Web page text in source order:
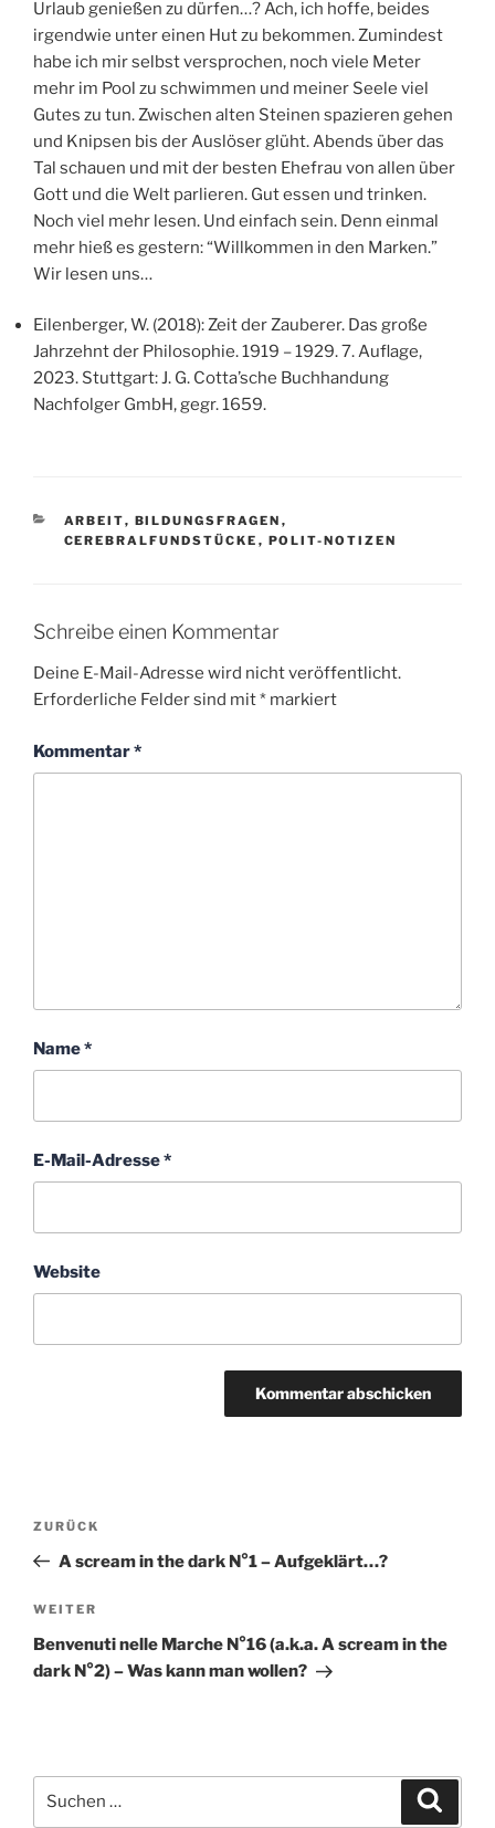
Urlaub genießen zu dürfen…? Ach, ich hoffe, beides
irgendwie unter einen Hut zu bekommen. Zumindest
habe ich mir selbst versprochen, noch viele Meter
mehr im Pool zu schwimmen und meiner Seele viel
Gutes zu tun. Zwischen alten Steinen spazieren gehen
und Knipsen bis der Auslöser glüht. Abends über das
Tal schauen und mit der besten Ehefrau von allen über
Gott und die Welt parlieren. Gut essen und trinken.
Noch viel mehr lesen. Und einfach sein. Denn einmal
mehr hieß es gestern: “Willkommen in den Marken.”
Wir lesen uns…
Eilenberger, W. (2018): Zeit der Zauberer. Das große
Jahrzehnt der Philosophie. 1919 – 1929. 7. Auflage,
2023. Stuttgart: J. G. Cotta’sche Buchhandung
Nachfolger GmbH, gegr. 1659.
KATEGORIEN
ARBEIT, BILDUNGSFRAGEN ,
CEREBRALFUNDSTÜCKE , POLIT-NOTIZEN
Schreibe einen Kommentar
Deine E-Mail-Adresse wird nicht veröffentlicht.
Erforderliche Felder sind mit* markiert
Kommentar*
Name*
E-Mail-Adresse*
Website
Beitragsnavigation
Vorheriger
Beitrag
ZURÜCK
A scream in the dark N°1 – Aufgeklärt…?
Nächster
Beitrag
WEITER
Benvenuti nelle Marche N°16 (a.k.a. A scream in the
dark N°2) – Was kann man wollen?
nach: